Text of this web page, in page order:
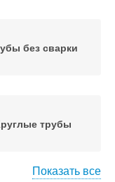
без сварки
трубы
Показать все